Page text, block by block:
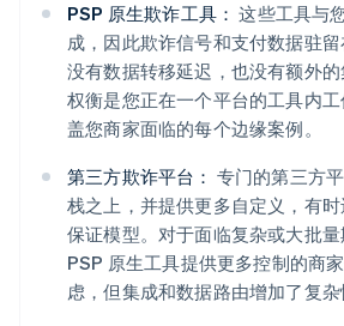
PSP 原生欺诈工具： 这些工具与
成，因此欺诈信号和支付数据驻留
没有数据转移延迟，也没有额外
权衡是您正在一个平台的工具内
盖您商家面临的每个边缘案例。
第三方欺诈平台： 专门的第三方
栈之上，并提供更多自定义，有
保证模型。对于面临复杂或大批
PSP 原生工具提供更多控制的商
虑，但集成和数据路由增加了复杂